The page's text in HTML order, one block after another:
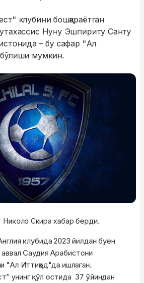
клубини бошқараётган
Нуну Эшпириту Санту
– бу сафар "Ал
мумкин.
НиколоСкира хабар берди.
клубида 2023 йилдан буён
Саудия Арабистони
"Ал Иттиҳод"да ишлаган.
унинг қўл остида 37 ўйиндан